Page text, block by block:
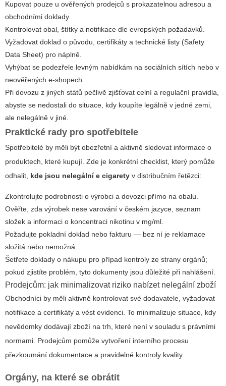
Kupovat pouze u ověřených prodejců s prokazatelnou adresou a
obchodními doklady.
Kontrolovat obal, štítky a notifikace dle evropských požadavků.
Vyžadovat doklad o původu, certifikáty a technické listy (Safety
Data Sheet) pro náplně.
Vyhýbat se podezřele levným nabídkám na sociálních sítích nebo v
neověřených e‑shopech.
Při dovozu z jiných států pečlivě zjišťovat celní a regulační pravidla,
abyste se nedostali do situace, kdy koupíte legálně v jedné zemi,
ale nelegálně v jiné.
Praktické rady pro spotřebitele
Spotřebitelé by měli být obezřetní a aktivně sledovat informace o
produktech, které kupují. Zde je konkrétní checklist, který pomůže
odhalit, kde jsou nelegální e cigarety v distribučním řetězci:
Zkontrolujte podrobnosti o výrobci a dovozci přímo na obalu.
Ověřte, zda výrobek nese varování v českém jazyce, seznam
složek a informaci o koncentraci nikotinu v mg/ml.
Požadujte pokladní doklad nebo fakturu — bez ní je reklamace
složitá nebo nemožná.
Šetřete doklady o nákupu pro případ kontroly ze strany orgánů;
pokud zjistíte problém, tyto dokumenty jsou důležité při nahlášení.
Prodejcům: jak minimalizovat riziko nabízet nelegální zboží
Obchodníci by měli aktivně kontrolovat své dodavatele, vyžadovat
notifikace a certifikáty a vést evidenci. To minimalizuje situace, kdy
nevědomky dodávají zboží na trh, které není v souladu s právními
normami. Prodejcům pomůže vytvoření interního procesu
přezkoumání dokumentace a pravidelné kontroly kvality.
Orgány, na které se obrátit